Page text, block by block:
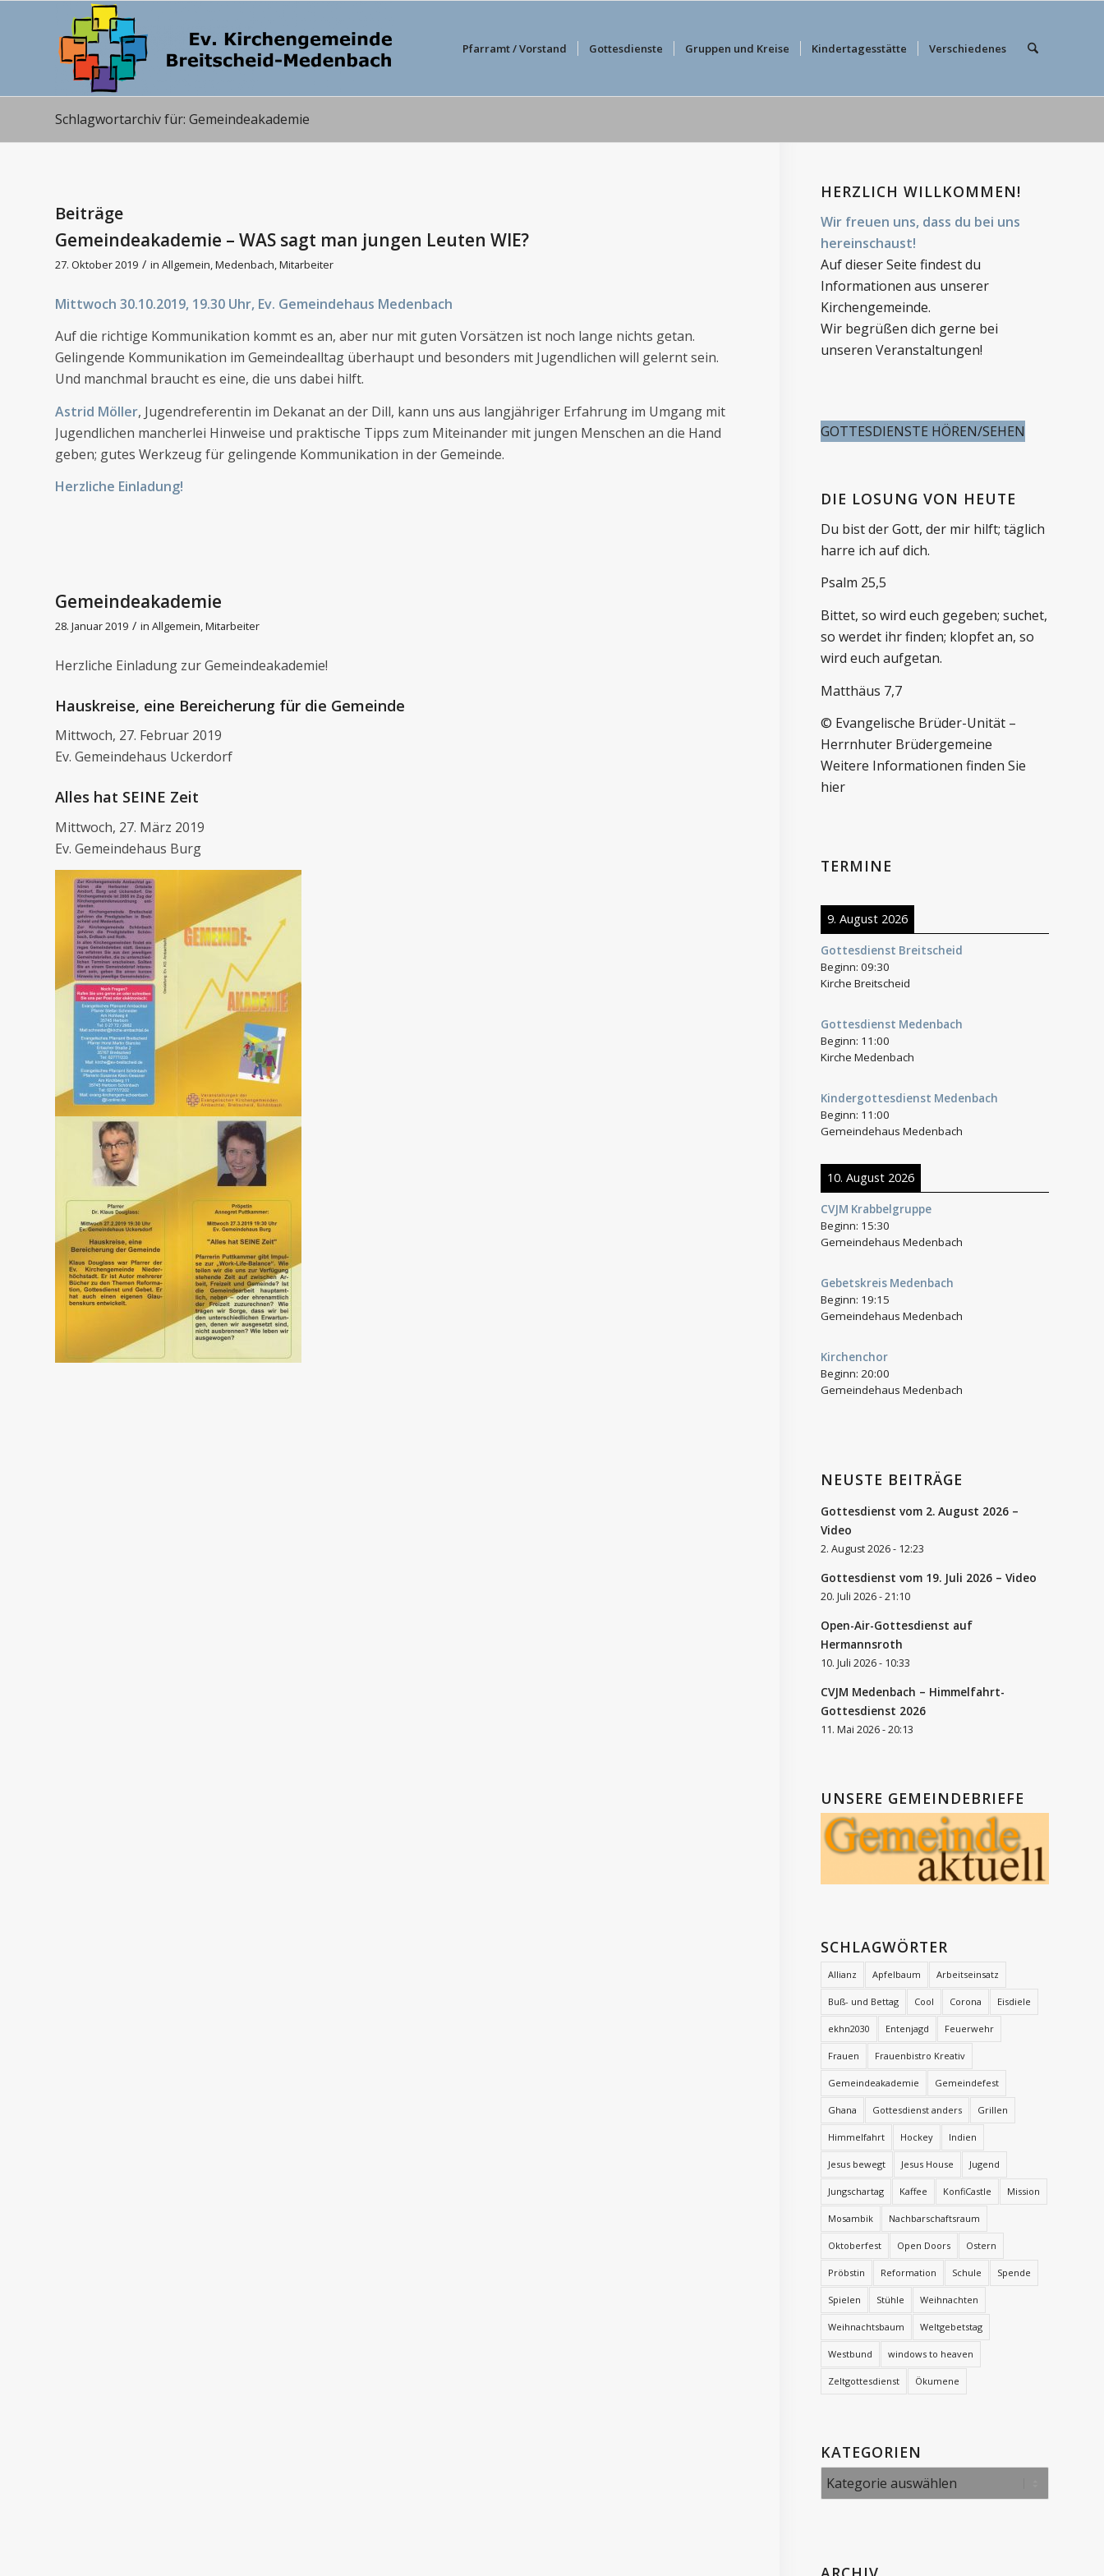
Pfarramt / Vorstand Gottesdienste Gruppen und Kreise Kindertagesstätte Verschiedenes
Schlagwortarchiv für: Gemeindeakademie
Beiträge
Gemeindeakademie – WAS sagt man jungen Leuten WIE?
27. Oktober 2019 / in Allgemein,Medenbach,Mitarbeiter
Mittwoch 30.10.2019, 19.30 Uhr, Ev. Gemeindehaus Medenbach
Auf die richtige Kommunikation kommt es an, aber nur mit guten Vorsätzen ist noch lange nichts getan.
Gelingende Kommunikation im Gemeindealltag überhaupt und besonders mit Jugendlichen will gelernt sein.
Und manchmal braucht es eine, die uns dabei hilft.
Astrid Möller, Jugendreferentin im Dekanat an der Dill, kann uns aus langjähriger Erfahrung im Umgang mit
Jugendlichen mancherlei Hinweise und praktische Tipps zum Miteinander mit jungen Menschen an die Hand
geben; gutes Werkzeug für gelingende Kommunikation in der Gemeinde.
Herzliche Einladung!
Gemeindeakademie
28. Januar 2019 / in Allgemein,Mitarbeiter
Herzliche Einladung zur Gemeindeakademie!
Hauskreise, eine Bereicherung für die Gemeinde
Mittwoch, 27. Februar 2019
Ev. Gemeindehaus Uckerdorf
Alles hat SEINE Zeit
Mittwoch, 27. März 2019
Ev. Gemeindehaus Burg
HERZLICH WILLKOMMEN!
Wir freuen uns, dass du bei uns
hereinschaust!
Auf dieser Seite findest du
Informationen aus unserer
Kirchengemeinde.
Wir begrüßen dich gerne bei
unseren Veranstaltungen!
GOTTESDIENSTE HÖREN/SEHEN
DIE LOSUNG VON HEUTE
Du bist der Gott, der mir hilft; täglich
harre ich auf dich.
Psalm 25,5
Bittet, so wird euch gegeben; suchet,
so werdet ihr finden; klopfet an, so
wird euch aufgetan.
Matthäus 7,7
© Evangelische Brüder-Unität –
Herrnhuter Brüdergemeine
Weitere Informationen finden Sie
hier
TERMINE
9. August 2026
Gottesdienst Breitscheid
Beginn:09:30
Kirche Breitscheid
Gottesdienst Medenbach
Beginn: 11:00
Kirche Medenbach
Kindergottesdienst Medenbach
Beginn: 11:00
Gemeindehaus Medenbach
10. August 2026
CVJM Krabbelgruppe
Beginn: 15:30
Gemeindehaus Medenbach
Gebetskreis Medenbach
Beginn: 19:15
Gemeindehaus Medenbach
Kirchenchor
Beginn:20:00
Gemeindehaus Medenbach
NEUSTE BEITRÄGE
Gottesdienst vom 2. August 2026 –
Video
2. August 2026 - 12:23
Gottesdienst vom 19. Juli 2026 – Video
20. Juli 2026 - 21:10
Open-Air-Gottesdienst auf
Hermannsroth
10. Juli 2026 - 10:33
CVJM Medenbach – Himmelfahrt-
Gottesdienst 2026
11. Mai 2026 - 20:13
UNSERE GEMEINDEBRIEFE
SCHLAGWÖRTER
Allianz Apfelbaum Arbeitseinsatz
Buß- und Bettag Cool Corona Eisdiele
ekhn2030 Entenjagd Feuerwehr
Frauen Frauenbistro Kreativ
Gemeindeakademie Gemeindefest
Ghana Gottesdienst anders Grillen
Himmelfahrt Hockey Indien
Jesus bewegt Jesus House Jugend
Jungschartag Kaffee KonfiCastle Mission
Mosambik Nachbarschaftsraum
Oktoberfest Open Doors Ostern
Pröbstin Reformation Schule Spende
Spielen Stühle Weihnachten
Weihnachtsbaum Weltgebetstag
Westbund windows to heaven
Zeltgottesdienst Ökumene
KATEGORIEN
Kategorien